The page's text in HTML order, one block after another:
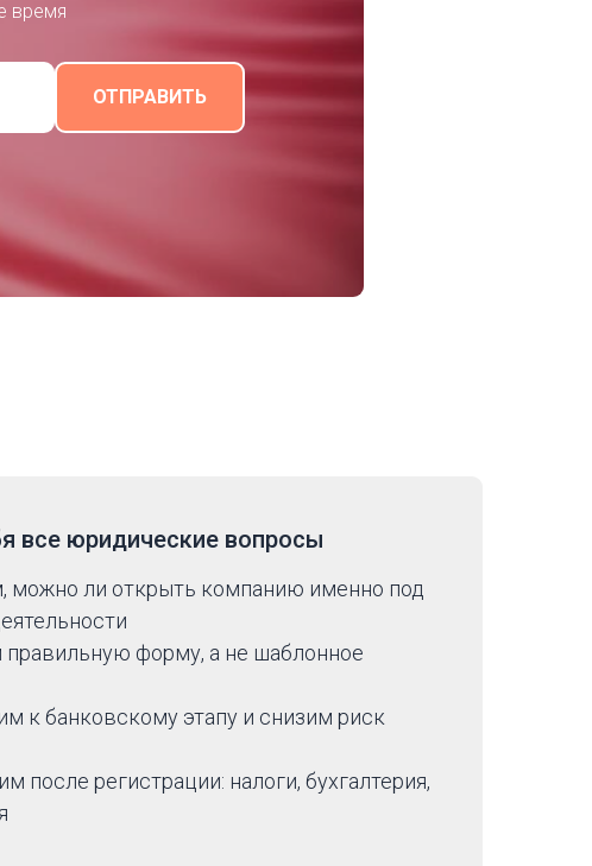
время
ОТПРАВИТЬ
все юридические вопросы
можно ли открыть компанию именно под
форму, а не шаблонное
к банковскому этапу и снизим риск
после регистрации: налоги, бухгалтерия,